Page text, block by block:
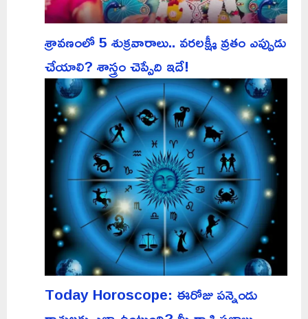
శ్రావణంలో 5 శుక్రవారాలు.. వరలక్ష్మీ వ్రతం ఎప్పుడు
చేయాలి? శాస్త్రం చెప్పేది ఇదే!
Today Horoscope: ఈరోజు పన్నెండు